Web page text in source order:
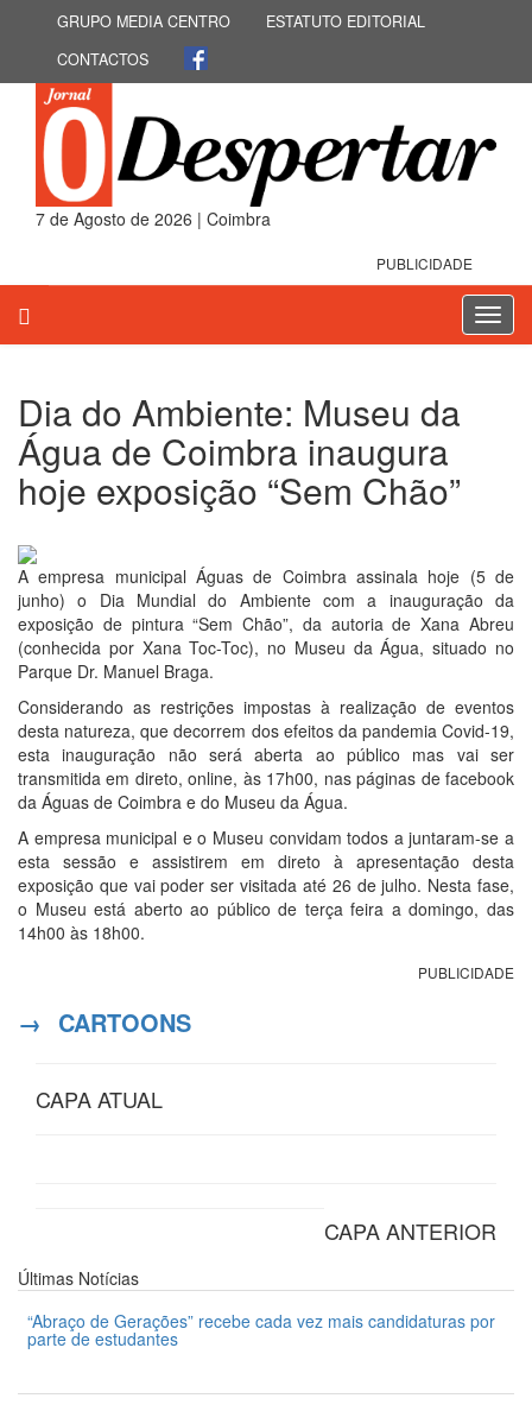
GRUPO MEDIA CENTRO
ESTATUTO EDITORIAL
CONTACTOS
7 de Agosto de 2026 | Coimbra
PUBLICIDADE
Dia do Ambiente: Museu da
Água de Coimbra inaugura
hoje exposição “Sem Chão”
A empresa municipal Águas de Coimbra assinala hoje (5 de
junho) o Dia Mundial do Ambiente com a inauguração da
exposição de pintura “Sem Chão”, da autoria de Xana Abreu
(conhecida por Xana Toc-Toc), no Museu da Água, situado no
Parque Dr. Manuel Braga.
Considerando as restrições impostas à realização de eventos
desta natureza, que decorrem dos efeitos da pandemia Covid-19,
esta inauguração não será aberta ao público mas vai ser
transmitida em direto, online, às 17h00, nas páginas de facebook
da Águas de Coimbra e do Museu da Água.
A empresa municipal e o Museu convidam todos a juntaram-se a
esta sessão e assistirem em direto à apresentação desta
exposição que vai poder ser visitada até 26 de julho. Nesta fase,
o Museu está aberto ao público de terça feira a domingo, das
14h00 às 18h00.
PUBLICIDADE
→ CARTOONS
CAPA ATUAL
CAPA ANTERIOR
Últimas Notícias
“Abraço de Gerações” recebe cada vez mais candidaturas por
parte de estudantes